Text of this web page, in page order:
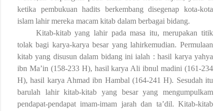
ketika pembukuan hadits berkembang disegenap kota-kota
islam lahir mereka macam kitab dalam berbagai bidang.
Kitab-kitab yang lahir pada masa itu, merupakan titik
tolak bagi karya-karya besar yang lahirkemudian. Permulaan
kitab yang disusun dalam bidang ini ialah : hasil karya yahya
ibn Ma’in (158-233 H), hasil karya Ali ibnul madini (161-234
H), hasil karya Ahmad ibn Hambal (164-241 H). Sesudah itu
barulah lahir kitab-kitab yang besar yang mengumpulkam
pendapat-pendapat imam-imam jarah dan ta’dil. Kitab-kitab